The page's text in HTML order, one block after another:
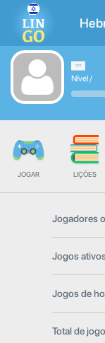
Nível/
JOGAR LIÇÕES
Jogadores
Jogos
Jogos de
Total de